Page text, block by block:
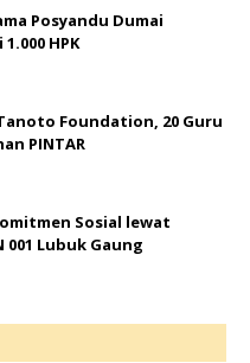
Posyandu Dumai
HPK
Foundation, 20 Guru
PINTAR
Sosial lewat
001 Lubuk Gaung